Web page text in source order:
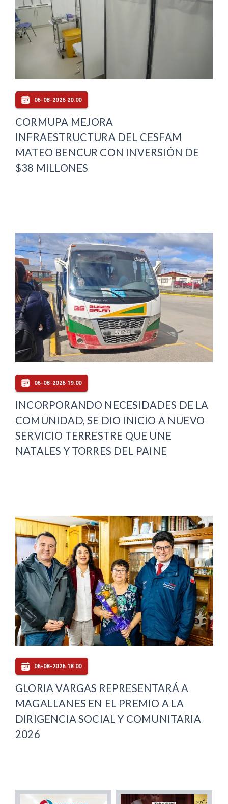
06-08-2026 20:00
CORMUPA MEJORA
INFRAESTRUCTURA DEL CESFAM
MATEO BENCUR CON INVERSIÓN DE
$38 MILLONES
06-08-2026 19:00
INCORPORANDO NECESIDADES DE LA
COMUNIDAD, SE DIO INICIO A NUEVO
SERVICIO TERRESTRE QUE UNE
NATALES Y TORRES DEL PAINE
06-08-2026 18:00
GLORIA VARGAS REPRESENTARÁ A
MAGALLANES EN EL PREMIO A LA
DIRIGENCIA SOCIAL Y COMUNITARIA
2026